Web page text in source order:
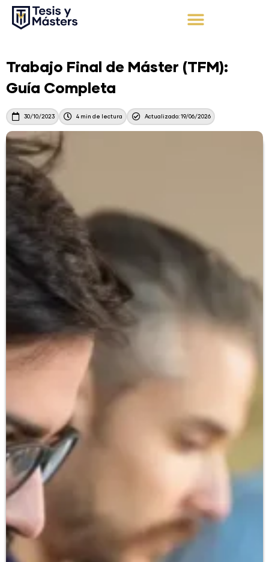
Trabajo Final de Máster (TFM):
Guía Completa
30/10/2023 4 min de lectura Actualizado: 19/06/2026